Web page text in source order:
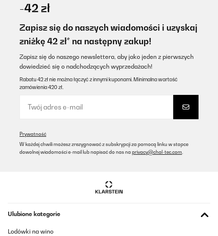
sauber, das Teil sieht gut aus und funktioniert wie's soll. Sogar die
großen 27cm Teller passen gut rein, bisher war immer alles top
sauber und als laut empfinde ich sie auch nicht. Klasse!
Amazon-Benutzer
Tłumacz
SPRAWDZONA OPINIA
14/01/2026
Amazon-Benutzer
Ottima lavastoviglie, devo solo abituarmi alla disposizione
differente delle posate e delle padelle. Molto capiente, ci stanno
-42 zł
Zapisz się do naszych wiadomości i uzyskaj
zniżkę 42 zł* na następny zakup!
Zapisz się do naszego newslettera, aby jako jeden z pierwszych
dowiedzieć się o nadchodzących wyprzedażach!
Rabatu 42 zł nie można łączyć z innymi kuponami. Minimalna wartość
zamówienia 420 zł.
Prywatność
W każdej chwili możesz zrezygnować z subskrypcji za pomocą linku w stopce
dowolnej wiadomości e-mail lub napisać do nas na privacy@chal-tec.com
Ulubione kategorie
Lodówki na wino